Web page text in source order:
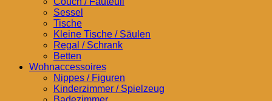
Sessel
Tische
Kleine Tische / Säulen
Regal / Schrank
Betten
Wohnaccessoires
Nippes / Figuren
Kinderzimmer / Spielzeug